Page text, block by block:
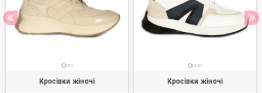
Кросівки жіночі Кросівки жіночі